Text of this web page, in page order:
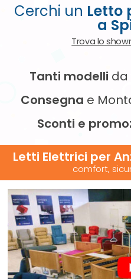
Cerchi un Letto
a
Trova lo
Tanti modelli da
Consegna e
Sconti e
Letti Elettrici per
comfort,